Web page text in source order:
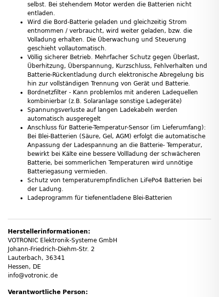
selbst. Bei stehendem Motor werden die Batterien nicht
entladen.
Wird die Bord-Batterie geladen und gleichzeitig Strom
entnommen / verbraucht, wird weiter geladen, bzw. die
Volladung erhalten. Die Überwachung und Steuerung
geschieht vollautomatisch.
Völlig sicherer Betrieb. Mehrfacher Schutz gegen Überlast,
Überhitzung, Überspannung, Kurzschluss, Fehlverhalten und
Batterie-Rückentladung durch elektronische Abregelung bis
hin zur vollständigen Trennung von Gerät und Batterie.
Bordnetzfilter - Kann problemlos mit anderen Ladequellen
kombinierbar (z.B. Solaranlage sonstige Ladegeräte)
Spannungsverluste auf langen Ladekabeln werden
automatisch ausgeregelt
Anschluss für Batterie-Temperatur-Sensor (im Lieferumfang):
Bei Blei-Batterien (Säure, Gel, AGM) erfolgt die automatische
Anpassung der Ladespannung an die Batterie- Temperatur,
bewirkt bei Kälte eine bessere Vollladung der schwächeren
Batterie, bei sommerlichen Temperaturen wird unnötige
Batteriegasung vermieden.
Schutz von temperaturempfindlichen LiFePo4 Batterien bei
der Ladung.
Ladeprogramm für tiefenentladene Blei-Batterien
Herstellerinformationen:
VOTRONIC Elektronik-Systeme GmbH
Johann-Friedrich-Diehm-Str. 2
Lauterbach, 36341
Hessen, DE
info@votronic.de
Verantwortliche Person: